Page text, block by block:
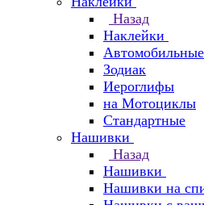
Назад
Наклейки
Автомобильные
Зодиак
Иероглифы
на Мотоциклы
Стандартные
Нашивки
Назад
Нашивки
Нашивки на